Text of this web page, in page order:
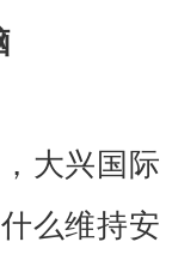
大兴国际
么维持安